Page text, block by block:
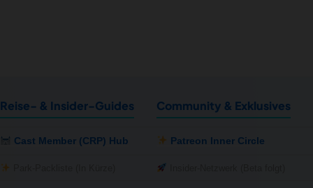
Reise- & Insider-Guides
Cast Member (CRP) Hub
Community & Exklusives
Patreon Inner Circle